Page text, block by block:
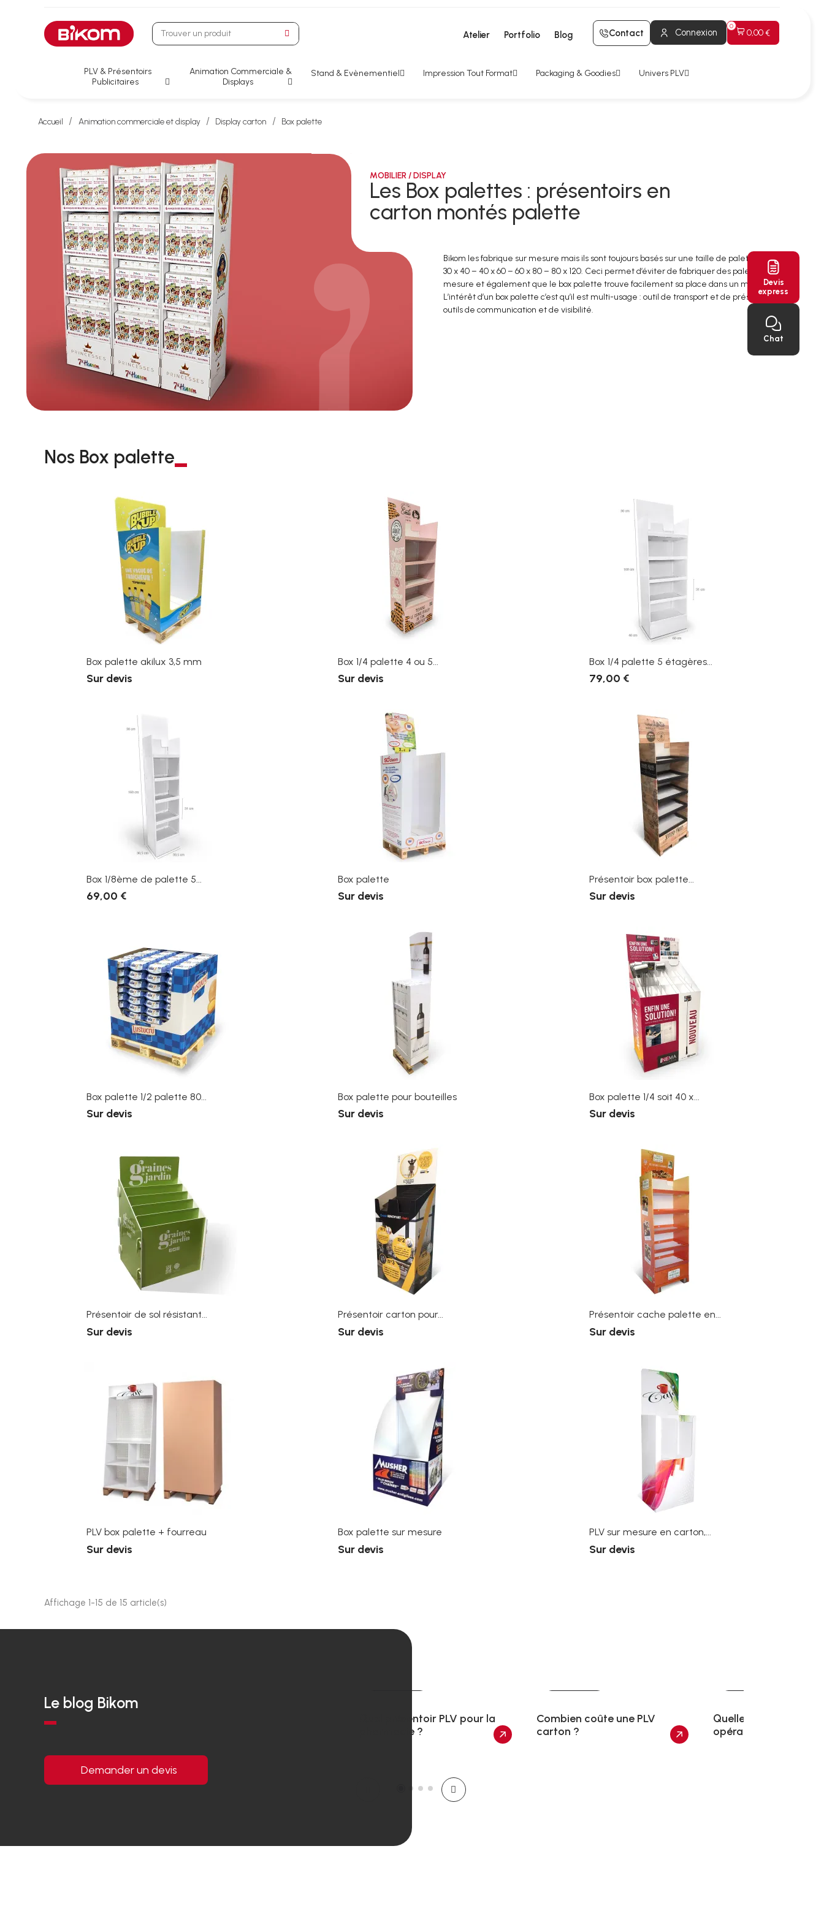
Atelier Portfolio Blog Contact Connexion 0,00 €
PLV & Présentoirs
Publicitaires
Animation Commerciale &
Displays
Stand & Evènementiel Impression Tout Format Packaging & Goodies Univers PLV
Accueil Animation commerciale et display Display carton Box palette
MOBILIER / DISPLAY
Les Box palettes : présentoirs en
carton montés palette
Bikom les fabrique sur mesure mais ils sont toujours basés sur une taille de palette standard :
30 x 40 – 40 x 60 – 60 x 80 – 80 x 120. Ceci permet d’éviter de fabriquer des palettes sur
mesure et également que le box palette trouve facilement sa place dans un magasin.
L’intérêt d’un box palette c’est qu’il est multi-usage : outil de transport et de présentation,
outils de communication et de visibilité.
Nos Box palette
Box palette akilux 3,5 mm
Sur devis
Box 1/4 palette 4 ou 5...
Sur devis
Box 1/4 palette 5 étagères...
79,00 €
Box 1/8ème de palette 5...
69,00 €
Box palette
Sur devis
Présentoir box palette...
Sur devis
Box palette 1/2 palette 80...
Sur devis
Box palette pour bouteilles
Sur devis
Box palette 1/4 soit 40 x...
Sur devis
Présentoir de sol résistant...
Sur devis
Présentoir carton pour...
Sur devis
Présentoir cache palette en...
Sur devis
PLV box palette + fourreau
Sur devis
Box palette sur mesure
Sur devis
PLV sur mesure en carton,...
Sur devis
Affichage 1-15 de 15 article(s)
Le blog Bikom
Demander un devis
Quel présentoir PLV pour la
pharmacie ?
Combien coûte une PLV
carton ?
Quelle PLV choisir
opération marketing
Devis
express
Chat